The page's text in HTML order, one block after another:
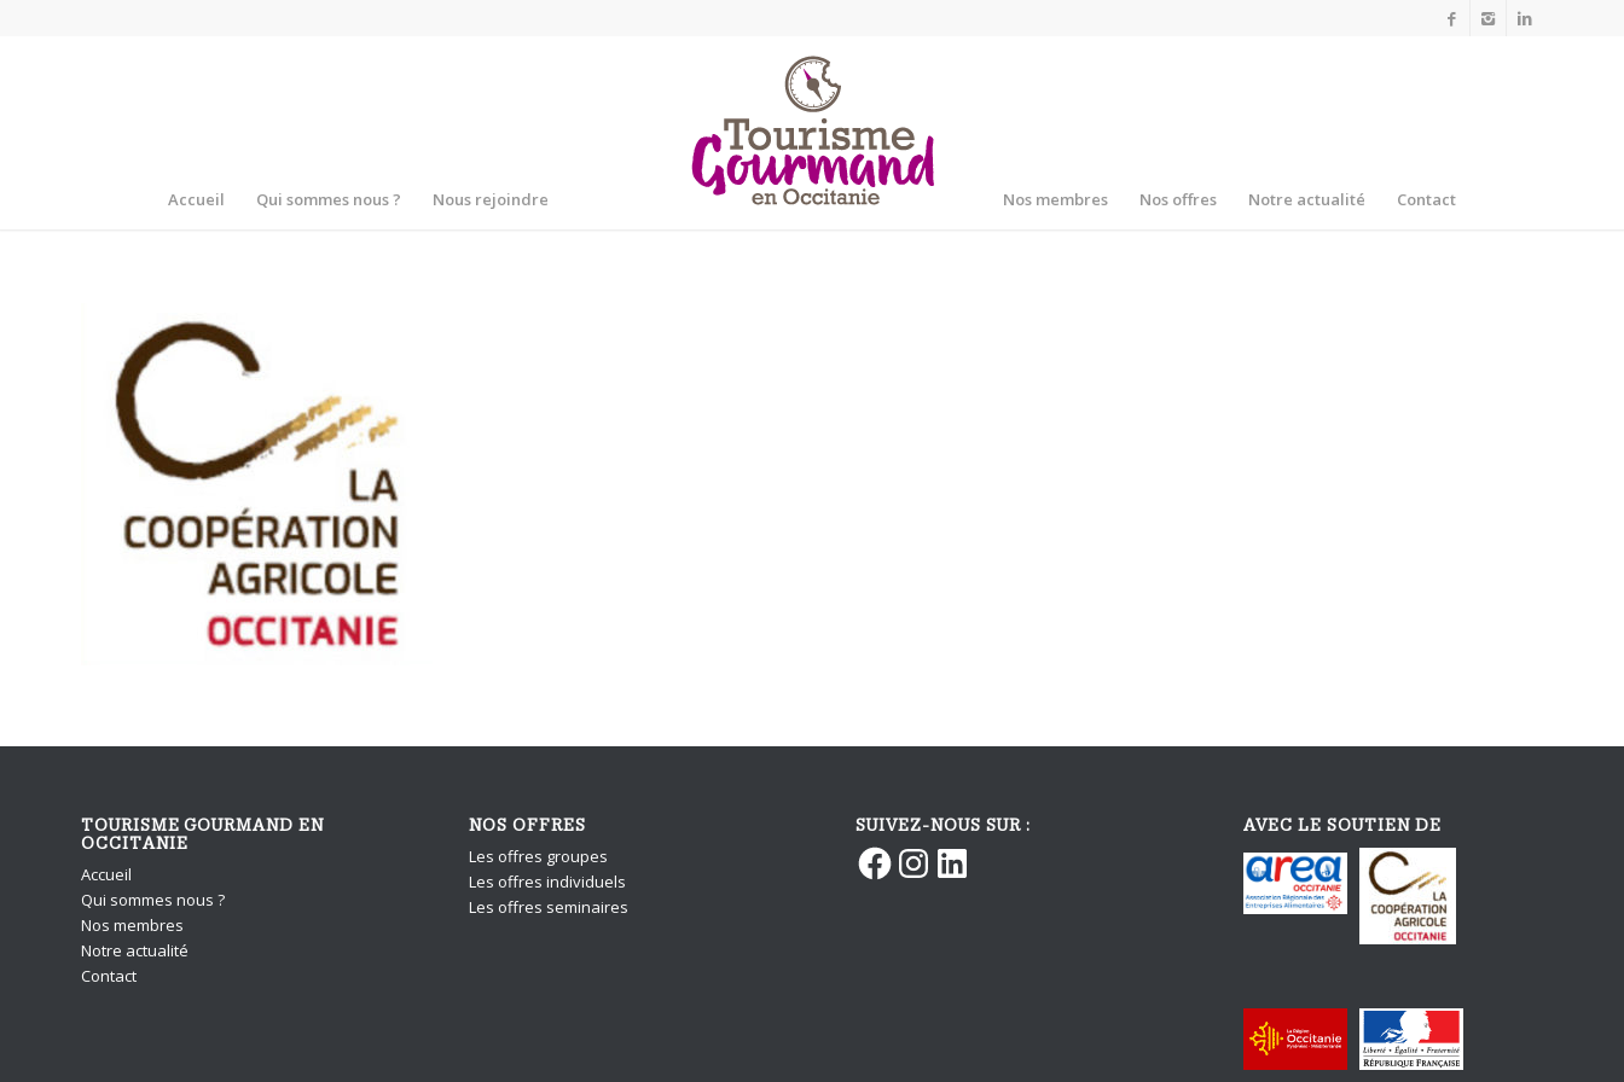
Accueil Qui sommes nous ? Nous rejoindre Nos membres Nos offres Notre actualité Contact
TOURISME GOURMAND EN
OCCITANIE
Accueil
Qui sommes nous ?
Nos membres
Notre actualité
Contact
NOS OFFRES
Les offres groupes
Les offres individuels
Les offres seminaires
SUIVEZ-NOUS SUR :
FacebookInstagram
LinkedIn
AVEC LE SOUTIEN DE